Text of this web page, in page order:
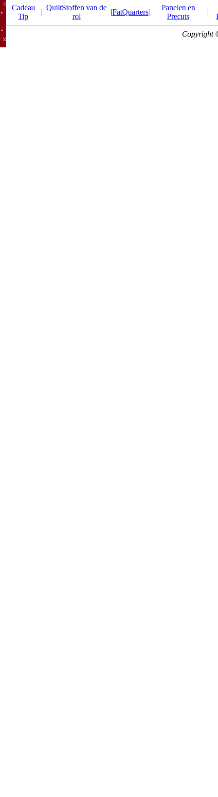
Cadeau
Tip
|
QuiltStoffen van de
rol
|FatQuarters|
Panelen en
Precuts
|
Copyright